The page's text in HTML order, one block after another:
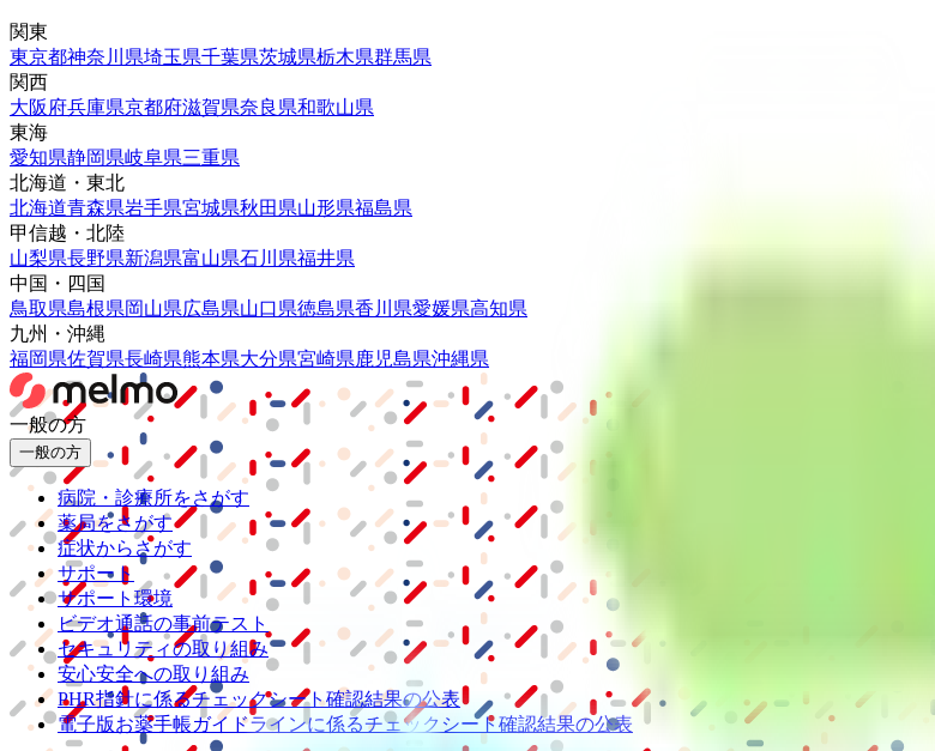
関東
東京都神奈川県埼玉県千葉県茨城県栃木県群馬県
関西
大阪府兵庫県京都府滋賀県奈良県和歌山県
東海
愛知県静岡県岐阜県三重県
北海道・東北
北海道青森県岩手県宮城県秋田県山形県福島県
甲信越・北陸
山梨県長野県新潟県富山県石川県福井県
中国・四国
鳥取県島根県岡山県広島県山口県徳島県香川県愛媛県高知県
九州・沖縄
福岡県佐賀県長崎県熊本県大分県宮崎県鹿児島県沖縄県
一般の方
一般の方
病院・診療所をさがす
薬局をさがす
症状からさがす
サポート
サポート環境
ビデオ通話の事前テスト
セキュリティの取り組み
安心安全への取り組み
PHR指針に係るチェックシート確認結果の公表
電子版お薬手帳ガイドラインに係るチェックシート確認結果の公表